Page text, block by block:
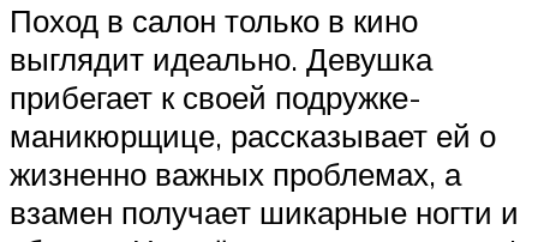
Поход в салон только в кино
выглядит идеально. Девушка
прибегает к своей подружке-
маникюрщице, рассказывает ей о
жизненно важных проблемах, а
взамен получает шикарные ногти и